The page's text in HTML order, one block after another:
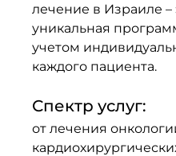
лечение в Израиле –
уникальная
учетом
каждого пациента.
Спектр услуг:
от лечения